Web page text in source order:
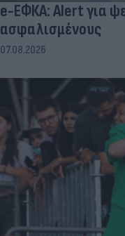
e-ΕΦΚΑ: Alert για
ασφαλισμένους
07.08.2026